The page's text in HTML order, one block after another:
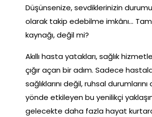
Düşünsenize, sevdiklerinizin
olarak takip edebilme imkânı…
kaynağı, değil mi?
Akıllı hasta yatakları, sağlık
çığır açan bir adım. Sadece
sağlıklarını değil, ruhsal
yönde etkileyen bu yenilikçi
gelecekte daha fazla hayat